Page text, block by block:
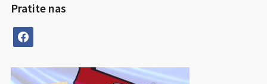
Pratite nas
facebook